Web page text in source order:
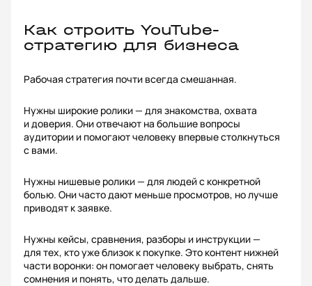
Как строить YouTube-
стратегию для бизнеса
Рабочая стратегия почти всегда смешанная.
Нужны широкие ролики — для знакомства, охвата
и доверия. Они отвечают на большие вопросы
аудитории и помогают человеку впервые столкнуться
с вами.
Нужны нишевые ролики — для людей с конкретной
болью. Они часто дают меньше просмотров, но лучше
приводят к заявке.
Нужны кейсы, сравнения, разборы и инструкции —
для тех, кто уже близок к покупке. Это контент нижней
части воронки: он помогает человеку выбрать, снять
сомнения и понять, что делать дальше.